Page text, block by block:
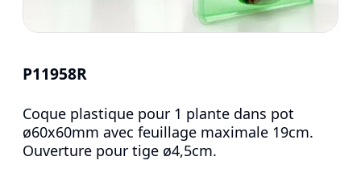
P11958R
Coque plastique pour 1 plante dans pot
ø60x60mm avec feuillage maximale 19cm.
Ouverture pour tige ø4,5cm.